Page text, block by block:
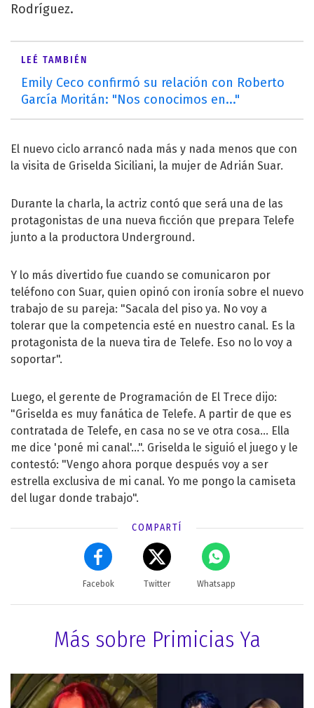
Rodríguez.
LEÉ TAMBIÉN
Emily Ceco confirmó su relación con Roberto
García Moritán: "Nos conocimos en..."
El nuevo ciclo arrancó nada más y nada menos que con
la visita de Griselda Siciliani, la mujer de Adrián Suar.
Durante la charla, la actriz contó que será una de las
protagonistas de una nueva ficción que prepara Telefe
junto a la productora Underground.
Y lo más divertido fue cuando se comunicaron por
teléfono con Suar, quien opinó con ironía sobre el nuevo
trabajo de su pareja: "Sacala del piso ya. No voy a
tolerar que la competencia esté en nuestro canal. Es la
protagonista de la nueva tira de Telefe. Eso no lo voy a
soportar".
Luego, el gerente de Programación de El Trece dijo:
"Griselda es muy fanática de Telefe. A partir de que es
contratada de Telefe, en casa no se ve otra cosa... Ella
me dice 'poné mi canal'...". Griselda le siguió el juego y le
contestó: "Vengo ahora porque después voy a ser
estrella exclusiva de mi canal. Yo me pongo la camiseta
del lugar donde trabajo".
COMPARTÍ
Facebok Twitter Whatsapp
Más sobre Primicias Ya